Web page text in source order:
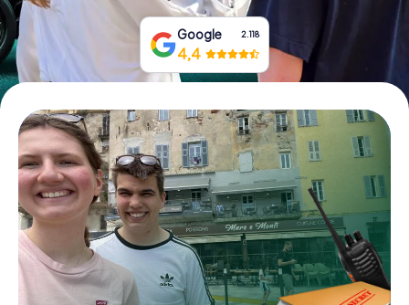
Google 2.118
4,4